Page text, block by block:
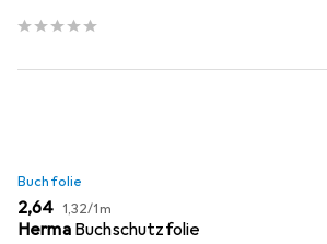
Buchfolie
EUR
2,64 EUR
1,32/1m
Herma Buchschutzfolie